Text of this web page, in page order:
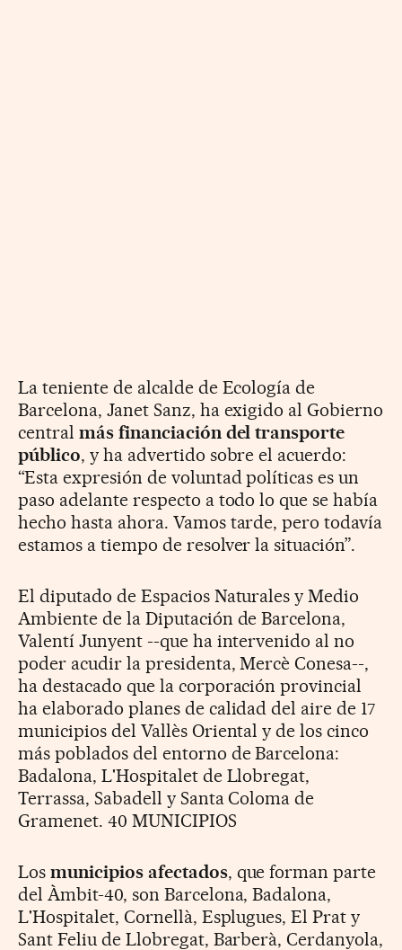
La teniente de alcalde de Ecología de
Barcelona, Janet Sanz, ha exigido al Gobierno
central más financiación del transporte
público, y ha advertido sobre el acuerdo:
“Esta expresión de voluntad políticas es un
paso adelante respecto a todo lo que se había
hecho hasta ahora. Vamos tarde, pero todavía
estamos a tiempo de resolver la situación”.
El diputado de Espacios Naturales y Medio
Ambiente de la Diputación de Barcelona,
Valentí Junyent --que ha intervenido al no
poder acudir la presidenta, Mercè Conesa--,
ha destacado que la corporación provincial
ha elaborado planes de calidad del aire de 17
municipios del Vallès Oriental y de los cinco
más poblados del entorno de Barcelona:
Badalona, L'Hospitalet de Llobregat,
Terrassa, Sabadell y Santa Coloma de
Gramenet. 40 MUNICIPIOS
Los municipios afectados, que forman parte
del Àmbit-40, son Barcelona, Badalona,
L'Hospitalet, Cornellà, Esplugues, El Prat y
Sant Feliu de Llobregat, Barberà, Cerdanyola,